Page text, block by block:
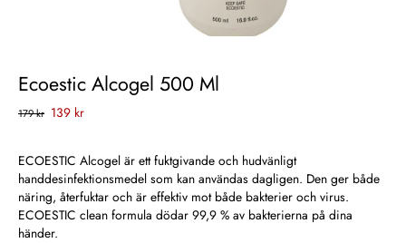
Ecoestic Alcogel 500 Ml
179 kr 139 kr
ECOESTIC Alcogel är ett fuktgivande och hudvänligt
handdesinfektionsmedel som kan användas dagligen. Den ger både
näring, återfuktar och är effektiv mot både bakterier och virus.
ECOESTIC clean formula dödar 99,9 % av bakterierna på dina
händer.